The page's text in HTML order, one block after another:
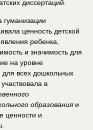
диссертаций.
гуманизации
ценность детской
ребенка,
и значимость для
на уровне
для всех дошкольных
в
образованияи
ценности и